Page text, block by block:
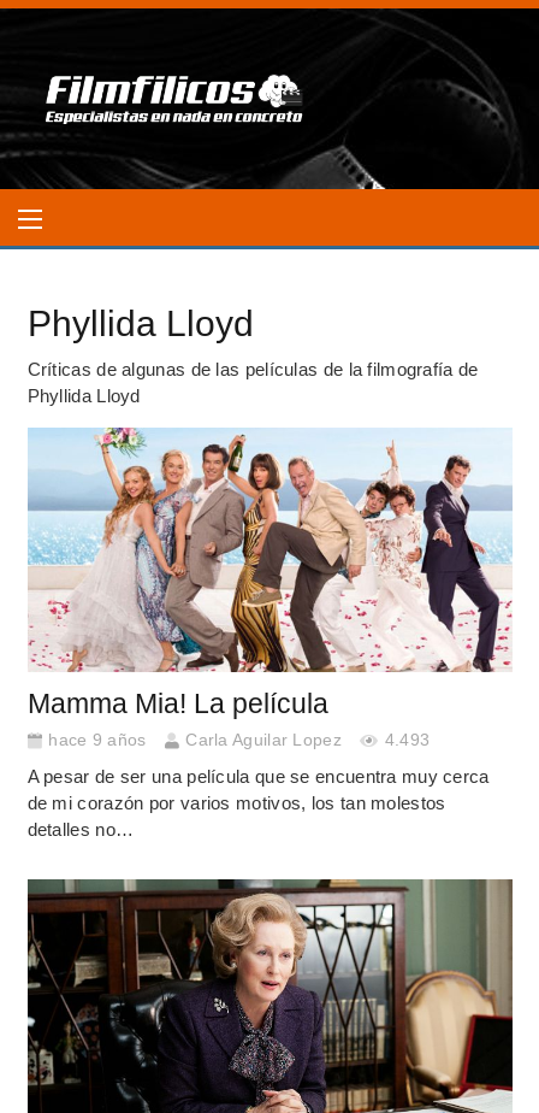
Phyllida Lloyd
Críticas de algunas de las películas de la filmografía de
Phyllida Lloyd
Mamma Mia! La película
hace 9 años Carla Aguilar Lopez 4.493
A pesar de ser una película que se encuentra muy cerca
de mi corazón por varios motivos, los tan molestos
detalles no…